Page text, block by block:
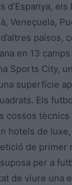
d’Espanya, els
Veneçuela,
països,
en 13
Sports City,
superfície
Els
cossos
hotels de
de primer
per a
de viure una